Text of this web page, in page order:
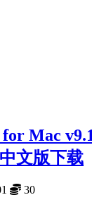
Mac
文版下载
30